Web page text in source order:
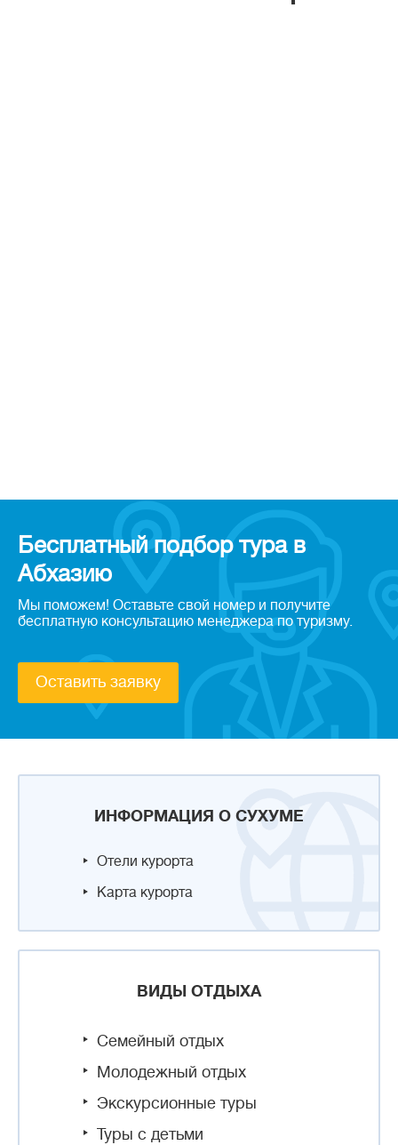
ИНФОРМАЦИЯ О СУХУМЕ
Отели курорта
Карта курорта
ВИДЫ ОТДЫХА
Семейный отдых
Молодежный отдых
Экскурсионные туры
Туры с детьми
Бесплатный подбор тура в
Абхазию
Мы поможем! Оставьте свой номер и получите
бесплатную консультацию менеджера по туризму.
Оставить заявку